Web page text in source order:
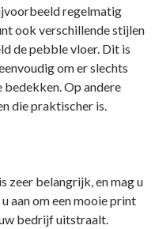
regelmatig
ook verschillende stijlen
de pebble vloer. Dit is
om er slechts
bedekken. Op andere
die praktischer is.
zeer belangrijk, en mag u
aan om een mooie print
bedrijf uitstraalt.